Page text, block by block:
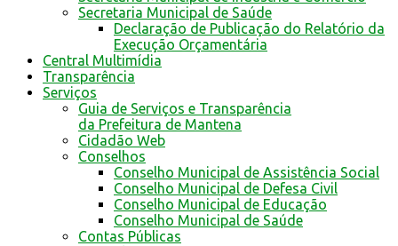
Secretaria Municipal de Saúde
Declaração de Publicação do Relatório da
Execução Orçamentária
Central Multimídia
Transparência
Serviços
Guia de Serviços e Transparência
da Prefeitura de Mantena
Cidadão Web
Conselhos
Conselho Municipal de Assistência Social
Conselho Municipal de Defesa Civil
Conselho Municipal de Educação
Conselho Municipal de Saúde
Contas Públicas